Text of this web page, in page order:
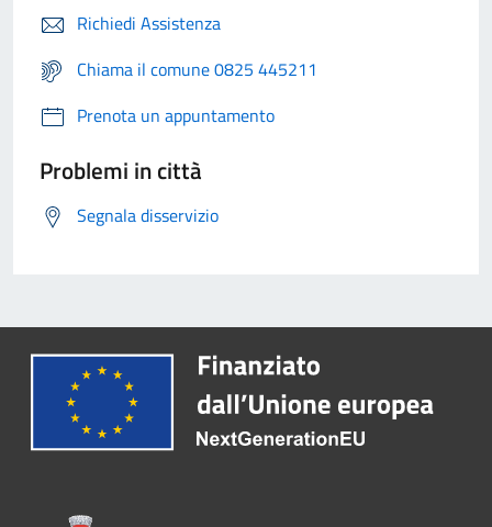
Richiedi Assistenza
Chiama il comune 0825 445211
Prenota un appuntamento
Problemi in città
Segnala disservizio